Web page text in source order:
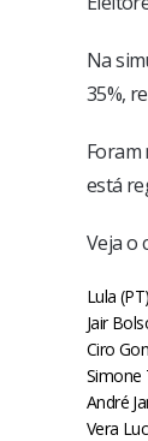
Na
35%,
Foram
está
Veja o
Lula
Jair
Ciro
Simone
André
Vera